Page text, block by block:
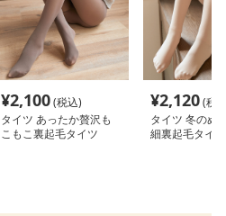
¥2,100(税込)
タイツ あったか贅沢も
こもこ裏起毛タイツ
¥2,120(税
タイツ 冬のぬ
細裏起毛タイツ